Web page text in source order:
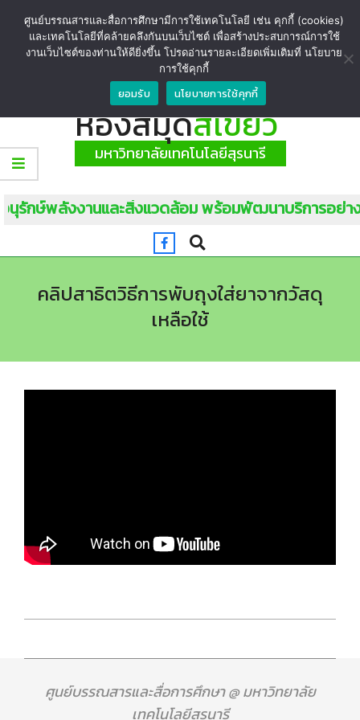
ห้องสมุดสีเขียว
มหาวิทยาลัยเทคโนโลยีสุรนารี
นุรักษ์พลังงานและสิ่งแวดล้อม พร้อมพัฒนาบริการอย่า
คลิปสาธิตวิธีการพับถุงใส่ยาจากวัสดุ
เหลือใช้
ศูนย์บรรณสารและสื่อการศึกษา @ มหาวิทยาลัย
เทคโนโลยีสุรนารี
ศูนย์บรรณสารและสื่อการศึกษามีการใช้เทคโนโลยี เช่น คุกกี้ (cookies)
และเทคโนโลยีที่คล้ายคลึงกันบนเว็บไซต์ เพื่อสร้างประสบการณ์การใช้
งานเว็บไซต์ของท่านให้ดียิ่งขึ้น โปรดอ่านรายละเอียดเพิ่มเติมที่ นโยบาย
การใช้คุกกี้
ยอมรับ นโยบายการใช้คุกกี้